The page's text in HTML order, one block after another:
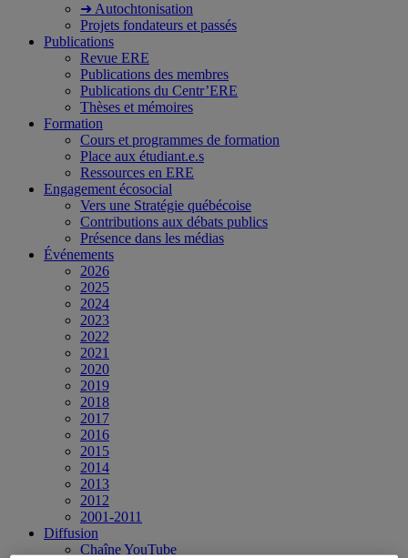
➜ Autochtonisation
Projets fondateurs et passés
Publications
Revue ERE
Publications des membres
Publications du Centr’ERE
Thèses et mémoires
Formation
Cours et programmes de formation
Place aux étudiant.e.s
Ressources en ERE
Engagement écosocial
Vers une Stratégie québécoise
Contributions aux débats publics
Présence dans les médias
Événements
2026
2025
2024
2023
2022
2021
2020
2019
2018
2017
2016
2015
2014
2013
2012
2001-2011
Diffusion
Chaîne YouTube